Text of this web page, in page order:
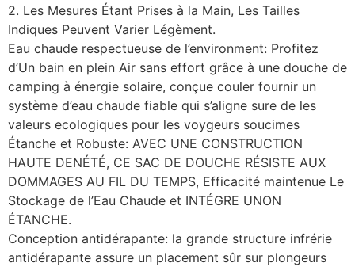
2. Les Mesures Étant Prises à la Main, Les Tailles
Indiques Peuvent Varier Légèment.
Eau chaude respectueuse de l’environment: Profitez
d’Un bain en plein Air sans effort grâce à une douche de
camping à énergie solaire, conçue couler fournir un
système d’eau chaude fiable qui s’aligne sure de les
valeurs ecologiques pour les voygeurs soucimes
Étanche et Robuste: AVEC UNE CONSTRUCTION
HAUTE DENÉTÉ, CE SAC DE DOUCHE RÉSISTE AUX
DOMMAGES AU FIL DU TEMPS, Efficacité maintenue Le
Stockage de l’Eau Chaude et INTÉGRE UNON
ÉTANCHE.
Conception antidérapante: la grande structure infrérie
antidérapante assure un placement sûr sur plongeurs